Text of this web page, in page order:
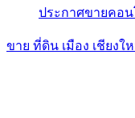
ประกาศขายคอ
ขาย ที่ดิน เมือง เชียงใ